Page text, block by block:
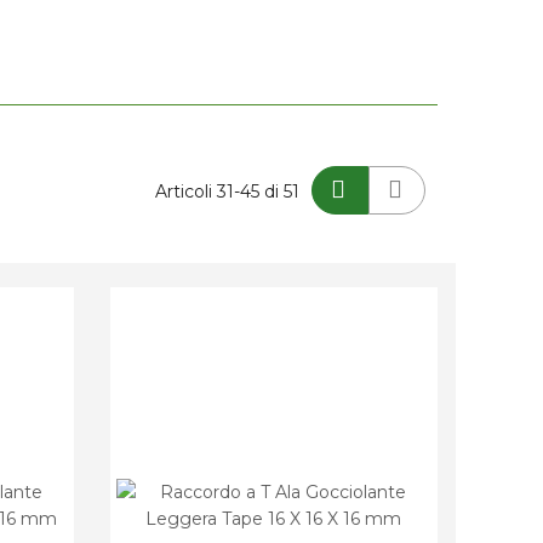
Mostra
come
Articoli31-45 di 51